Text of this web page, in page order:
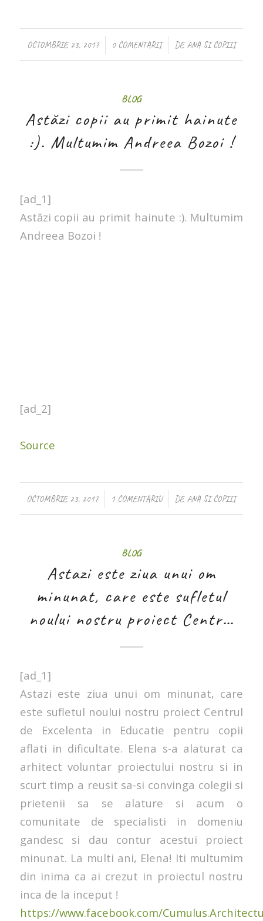
OCTOMBRIE 23, 2017
/ 0 COMENTARII
/ DE ANA SI COPIII
BLOG
Astăzi copii au primit hainute
:). Multumim Andreea Bozoi !
[ad_1]
Astăzi copii au primit hainute :). Multumim
Andreea Bozoi !
[ad_2]
Source
OCTOMBRIE 23, 2017
/ 1 COMENTARIU
/ DE ANA SI COPIII
BLOG
Astazi este ziua unui om
minunat, care este sufletul
noului nostru proiect Centr…
[ad_1]
Astazi este ziua unui om minunat, care
este sufletul noului nostru proiect Centrul
de Excelenta in Educatie pentru copii
aflati in dificultate. Elena s-a alaturat ca
arhitect voluntar proiectului nostru si in
scurt timp a reusit sa-si convinga colegii si
prietenii sa se alature si acum o
comunitate de specialisti in domeniu
gandesc si dau contur acestui proiect
minunat. La multi ani, Elena! Iti multumim
din inima ca ai crezut in proiectul nostru
inca de la inceput !
https://www.facebook.com/